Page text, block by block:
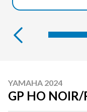
YAMAHA 2024
GP HO